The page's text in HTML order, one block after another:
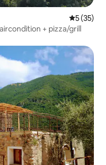
5 ud af 5 i
5 (35)
+ pizza/grill